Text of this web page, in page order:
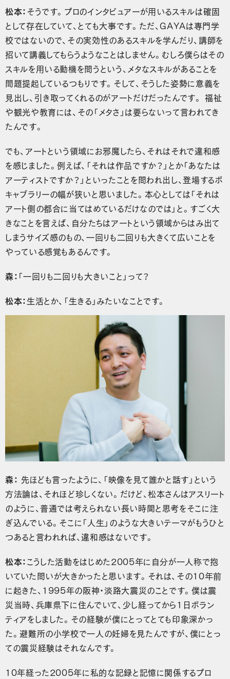
松本：そうです。プロのインタビュアーが用いるスキルは確固
として存在していて、とても大事です。ただ、GAYAは専門学
校ではないので、その実効性のあるスキルを学んだり、講師を
招いて講義してもらうようなことはしません。むしろ僕らはその
スキルを用いる動機を問うという、メタなスキルがあることを
問題提起しているつもりです。そして、そうした姿勢に意義を
見出し、引き取ってくれるのがアートだけだったんです。 福祉
や観光や教育には、その「メタさ」は要らないって言われてき
たんです。
でも、アートという領域にお邪魔したら、それはそれで違和感
を感じました。例えば、「それは作品ですか？」とか「あなたは
アーティストですか？」といったことを問われ出し、登場するボ
キャブラリーの幅が狭いと思いました。本心としては「それは
アート側の都合に当てはめているだけなのでは」と。すごく大
きなことを言えば、自分たちはアートという領域からはみ出て
しまうサイズ感のもの、一回りも二回りも大きくて広いことを
やっている感覚もあるんです。
森： 「一回りも二回りも大きいこと」って？
松本：生活とか、「生きる」みたいなことです。
森： 先ほども言ったように、「映像を見て誰かと話す」という
方法論は、それほど珍しくない。だけど、松本さんはアスリート
のように、普通では考えられない長い時間と思考をそこに注
ぎ込んでいる。そこに「人生」のような大きいテーマがもうひと
つあると言われれば、違和感はないです。
松本：こうした活動をはじめた2005年に自分が一人称で抱
いていた問いが大きかったと思います。それは、その10年前
に起きた、1995年の阪神・淡路大震災のことです。僕は震
災当時、兵庫県下に住んでいて、少し経ってから1日ボラン
ティアをしました。その経験が僕にとってとても印象深かっ
た。避難所の小学校で一人の妊婦を見たんですが、僕にとっ
ての震災経験はそれなんです。
10年経った2005年に私的な記録と記憶に関係するプロ